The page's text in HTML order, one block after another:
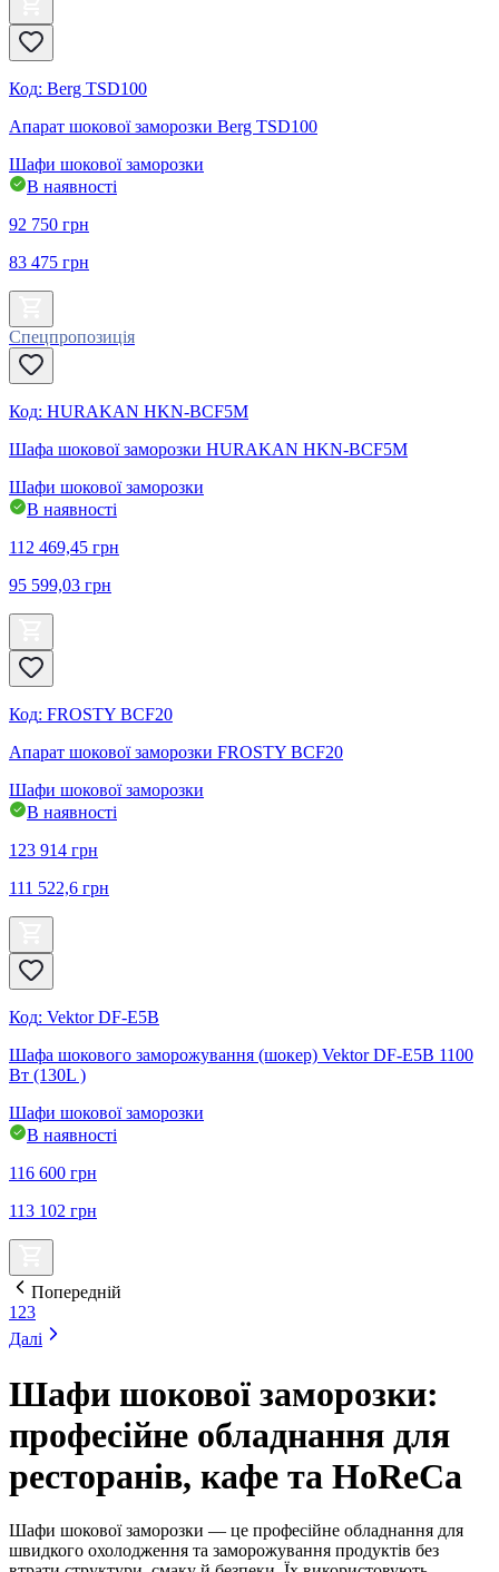
Код: Berg TSD100
Апарат шокової заморозки Berg TSD100
Шафи шокової заморозки
В наявності
92 750 грн
83 475 грн
Спецпропозиція
Код: HURAKAN HKN-BCF5M
Шафа шокової заморозки HURAKAN HKN-BCF5M
Шафи шокової заморозки
В наявності
112 469,45 грн
95 599,03 грн
Код: FROSTY BCF20
Апарат шокової заморозки FROSTY BCF20
Шафи шокової заморозки
В наявності
123 914 грн
111 522,6 грн
Код: Vektor DF-E5B
Шафа шокового заморожування (шокер) Vektor DF-E5B 1100
Вт (130L )
Шафи шокової заморозки
В наявності
116 600 грн
113 102 грн
Попередній
1 23
Далі
Шафи шокової заморозки:
професійне обладнання для
ресторанів, кафе та HoReCa
Шафи шокової заморозки — це професійне обладнання для
швидкого охолодження та заморожування продуктів без